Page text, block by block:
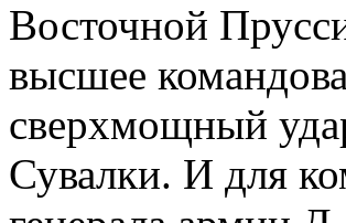
Восточной
высшее
сверхмощный
Сувалки. И для